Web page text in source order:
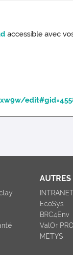
accessible avec
AUTRES
EcoSys
BRC4Env
ValOr PRO
METYS